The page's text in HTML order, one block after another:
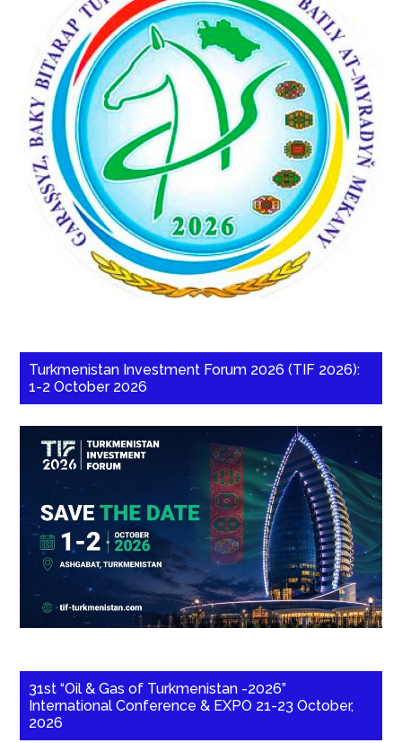
Turkmenistan Investment Forum 2026 (TIF 2026):
1-2 October 2026
31st “Oil & Gas of Turkmenistan -2026”
International Conference & EXPO 21-23 October,
2026